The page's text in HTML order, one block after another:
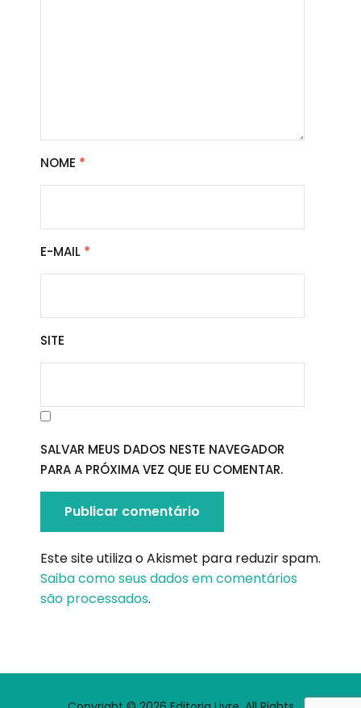
NOME *
E-MAIL *
SITE
SALVAR MEUS DADOS NESTE NAVEGADOR
PARA A PRÓXIMA VEZ QUE EU COMENTAR.
Este site utiliza o Akismet para reduzir spam.
Saiba como seus dados em comentários
são processados.